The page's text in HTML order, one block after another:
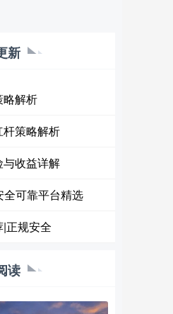
新
略解析
策略解析
收益详解
可靠平台精选
正规安全
读